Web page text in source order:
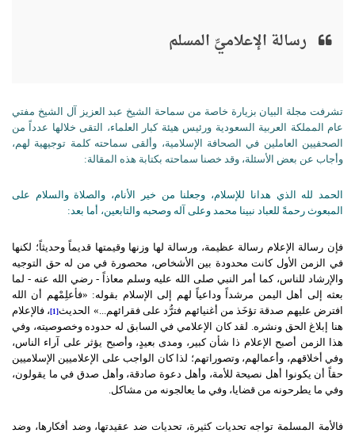
رسالة الإعلاميِّ المسلم
تشرفت مجلة البيان بزيارة خاصة من سماحة الشيخ عبد العزيز آل الشيخ مفتي
عام المملكة العربية السعودية ورئيس هيئة كبار العلماء، التقى خلالها عدداً من
الصحفيين العاملين في الصحافة الإسلامية، وألقى سماحته كلمة توجيهية لهم،
وأجاب عن بعض الأسئلة، وقد خصنا سماحته بكتابة هذه المقالة:
الحمد لله الذي هدانا للإسلام، وجعلنا من خير الأنام، والصلاة والسلام على
المبعوث رحمةً للعباد نبينا محمد وعلى آله وصحبه والتابعين، أما بعد:
فإن رسالة الإعلام رسالة عظيمة، ورسالة لها وزنها وقيمتها قديماً وحديثاً؛ لكنها
في الزمن الأول كانت محدودة بين الأشخاص، محصورة في من له حق التوجيه
والإرشاد للناس، كما أمر النبي صلى الله عليه وسلم معاذاً - رضي الله عنه - لما
بعثه إلى أهل اليمن مرشداً وداعياً لهم إلى الإسلام بقوله: «فأعلِمْهم أن الله
افترض عليهم صدقة تؤخَذ من أغنيائهم فترُّد على فقرائهم...» الحديث[1]
، فالإعلام
هنا إبلاغ الحق ونشره. لقد كان الإعلامي في السابق له حدوده وخصوصيته، وفي
هذا الزمن أصبح الإعلام ذا شأن كبير، ومدى بعيدٍ، وأصبح يؤثر على آراء الناس،
وفي أخلاقهم، وأعمالهم، وتصوراتهم؛ لذا كان الواجب على الإعلاميين الإسلاميين
حقاً أن يكونوا أهل نصيحة للأمة، وأهل دعوة صادقة، وأهل صدق في ما يقولون،
وفي ما يطرحونه من قضايا، وفي ما يعالجونه من مشاكل.
فالأمة المسلمة تواجه تحديات كثيرة، تحديات ضد عقيدتها، وضد أفكارها، وضد